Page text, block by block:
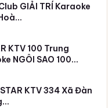
GIẢI TRÍ Karaoke
KTV 100 Trung
NGÔI SAO 100…
KTV 334 Xã Đàn